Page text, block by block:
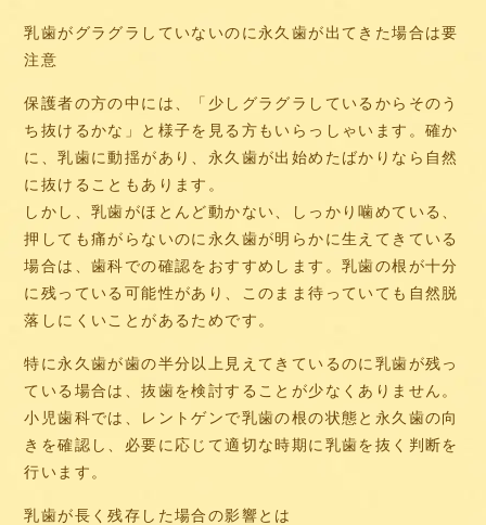
乳歯がグラグラしていないのに永久歯が出てきた場合は要
注意
保護者の方の中には、「少しグラグラしているからそのう
ち抜けるかな」と様子を見る方もいらっしゃいます。確か
に、乳歯に動揺があり、永久歯が出始めたばかりなら自然
に抜けることもあります。
しかし、乳歯がほとんど動かない、しっかり噛めている、
押しても痛がらないのに永久歯が明らかに生えてきている
場合は、歯科での確認をおすすめします。乳歯の根が十分
に残っている可能性があり、このまま待っていても自然脱
落しにくいことがあるためです。
特に永久歯が歯の半分以上見えてきているのに乳歯が残っ
ている場合は、抜歯を検討することが少なくありません。
小児歯科では、レントゲンで乳歯の根の状態と永久歯の向
きを確認し、必要に応じて適切な時期に乳歯を抜く判断を
行います。
乳歯が長く残存した場合の影響とは